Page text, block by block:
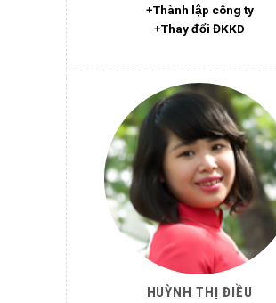
+Thành lập công ty
+Thay đổi ĐKKD
HUỲNH THỊ ĐIỀU